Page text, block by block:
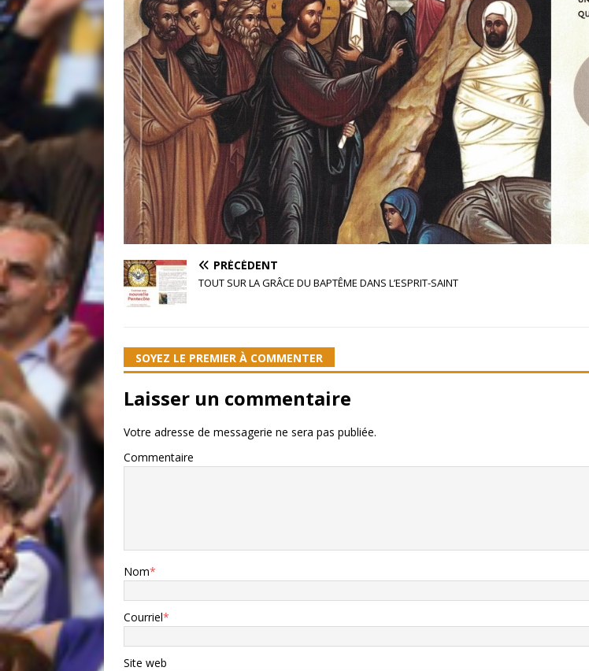
PRÉCÉDENT
TOUT SUR LA GRÂCE DU BAPTÊME DANS L’ESPRIT-SAINT
SOYEZ LE PREMIER À COMMENTER
Laisser un commentaire
Votre adresse de messagerie ne sera pas publiée.
Commentaire
Nom*
Courriel*
Site web